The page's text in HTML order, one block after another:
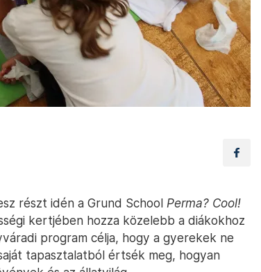
részt idén a Grund School Perma? Cool!
kertjében hozza közelebb a diákokhoz
program célja, hogy a gyerekek ne
tapasztalatból értsék meg, hogyan